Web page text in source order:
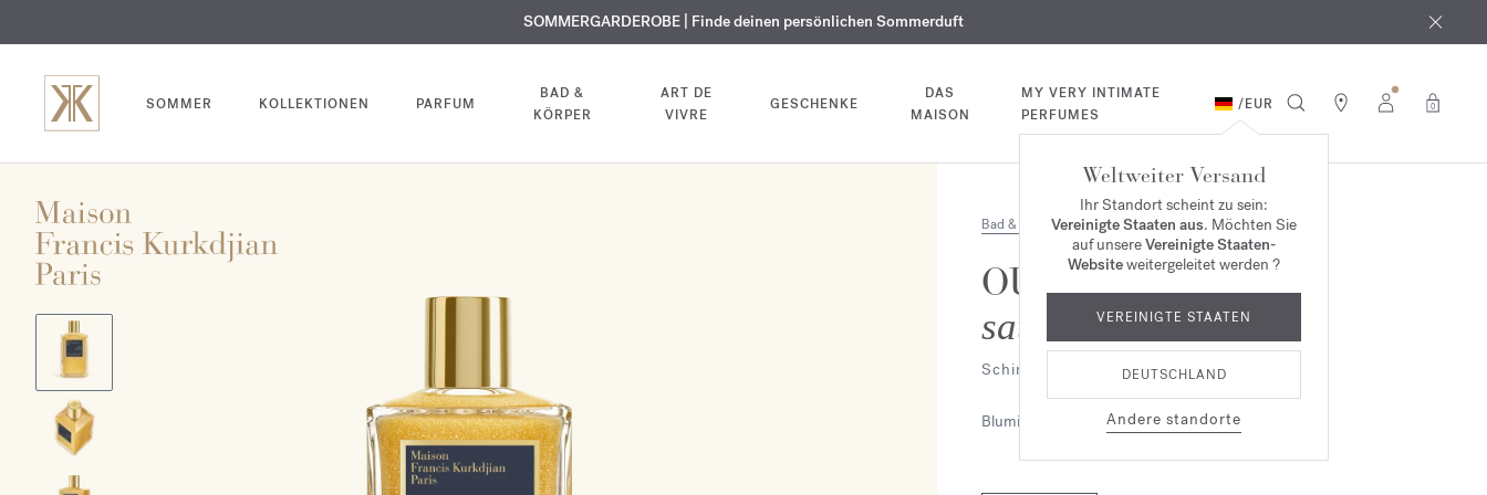
EXKLUSIV | Erhalten Sie OUDvelvet moodin Ihrer Bestellung*
KOSTENLOSE GRAVUR | Auf alle Düfte und Körperöle bis zum 9. August
SOMMERGARDEROBE | Finde deinen persönlichen Sommerduft
SOMMER KOLLEKTIONEN PARFUM
BAD &
KÖRPER
ART DE
VIVRE
GESCHENKE
DAS
MAISON
MY VERY INTIMATE
PERFUMES
/EUR 0
Weltweiter Versand
Ihr Standort scheint zu sein:
Vereinigte Staaten aus. Möchten Sie
auf unsereVereinigte Staaten-
Websiteweitergeleitet werden ?
VEREINIGTE STAATEN
DEUTSCHLAND
Andere standorte
Bad & Körper
OUD
satin mood
Schimmerndes Körperöl
Blumig Holzig